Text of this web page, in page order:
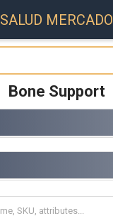
SALUD MERCADO
Bone Support